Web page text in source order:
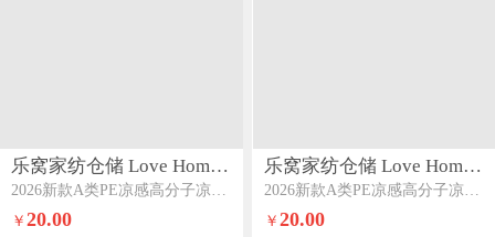
乐窝家纺仓储 Love Home LWJFCCLOVEHOME862
2026新款A类PE凉感高分子凉席凉豆豆凉席床笠款席子空调软席反面三明治透气网眼量大价优优雅粉-床笠款
￥20.00
乐窝家纺仓储 Love Home LWJFCCLOVEHOME862
2026新款A类PE凉感高分子凉席凉豆豆凉席床笠款席子空调软席反面三明治透气网眼量大价优清新绿-床笠款
￥ 20.00